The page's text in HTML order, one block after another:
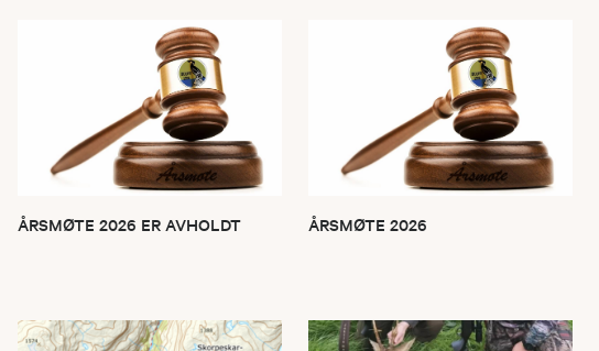
ÅRSMØTE 2026 ER AVHOLDT ÅRSMØTE 2026